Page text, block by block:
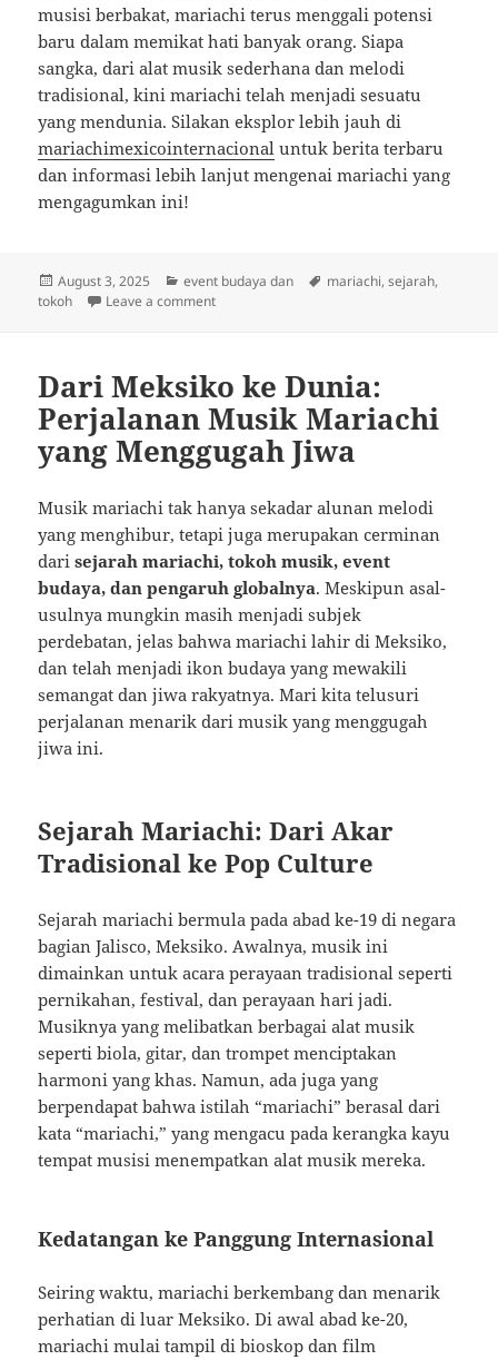
musisi berbakat, mariachi terus menggali potensi
baru dalam memikat hati banyak orang. Siapa
sangka, dari alat musik sederhana dan melodi
tradisional, kini mariachi telah menjadi sesuatu
yang mendunia. Silakan eksplor lebih jauh di
mariachimexicointernacional untuk berita terbaru
dan informasi lebih lanjut mengenai mariachi yang
mengagumkan ini!
Posted
on
August 3, 2025 Categories
event budaya dan Tags
mariachi,sejarah,
tokoh
Leave a commenton Menggali Akar Mariachi: Melodi, Tokoh,
Dari Meksiko ke Dunia:
Perjalanan Musik Mariachi
yang Menggugah Jiwa
Musik mariachi tak hanya sekadar alunan melodi
yang menghibur, tetapi juga merupakan cerminan
darisejarah mariachi, tokoh musik, event
budaya, dan pengaruh globalnya. Meskipun asal-
usulnya mungkin masih menjadi subjek
perdebatan, jelas bahwa mariachi lahir di Meksiko,
dan telah menjadi ikon budaya yang mewakili
semangat dan jiwa rakyatnya. Mari kita telusuri
perjalanan menarik dari musik yang menggugah
jiwa ini.
Sejarah Mariachi: Dari Akar
Tradisional ke Pop Culture
Sejarah mariachi bermula pada abad ke-19 di negara
bagian Jalisco, Meksiko. Awalnya, musik ini
dimainkan untuk acara perayaan tradisional seperti
pernikahan, festival, dan perayaan hari jadi.
Musiknya yang melibatkan berbagai alat musik
seperti biola, gitar, dan trompet menciptakan
harmoni yang khas. Namun, ada juga yang
berpendapat bahwa istilah “mariachi” berasal dari
kata “mariachi,” yang mengacu pada kerangka kayu
tempat musisi menempatkan alat musik mereka.
Kedatangan ke Panggung Internasional
Seiring waktu, mariachi berkembang dan menarik
perhatian di luar Meksiko. Di awal abad ke-20,
mariachi mulai tampil di bioskop dan film